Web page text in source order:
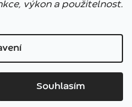
výkon a použitelnost.
Souhlasím
8. bude náš showroom
expedice objednávek
Shoptet
Roztoky. Všechna
nastavení cookies